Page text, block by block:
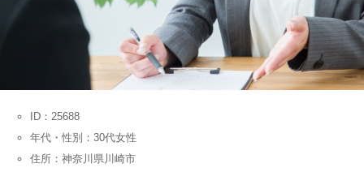
ID：25688
年代・性別：30代女性
住所：神奈川県川崎市